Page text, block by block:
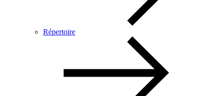
Répertoire